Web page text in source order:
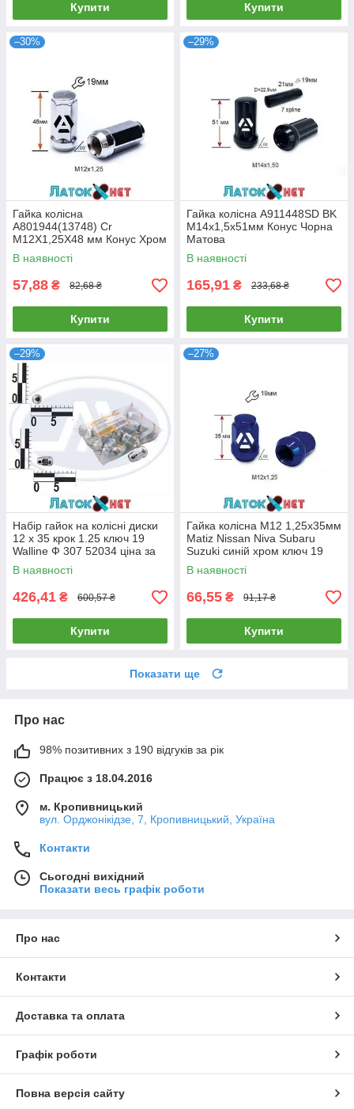
Купити Купити
–30%
Гайка колісна
A801944(13748) Cr
M12Х1,25X48 мм Конус Хром
Ключ 19 мм
В наявності
57,88 ₴ 82,68 ₴
Купити
–29%
Гайка колісна A911448SD BK
M14х1,5х51мм Конус Чорна
Матова
В наявності
165,91 ₴ 233,68 ₴
Купити
–29%
Набір гайок на колісні диски
12 x 35 крок 1.25 ключ 19
Walline Ф 307 52034 ціна за
паковання 20 шт.
В наявності
426,41 ₴ 600,57 ₴
Купити
–27%
Гайка колісна M12 1,25х35мм
Matiz Nissan Niva Subaru
Suzuki синій хром ключ 19
A801444BU (13735)
В наявності
66,55 ₴ 91,17 ₴
Купити
Показати ще
Про нас
98% позитивних з 190 відгуків за рік
Працює з 18.04.2016
м. Кропивницький
вул. Орджонікідзе, 7, Кропивницький, Україна
Контакти
Сьогодні вихідний
Показати весь графік роботи
Про нас
Контакти
Доставка та оплата
Графік роботи
Повна версія сайту